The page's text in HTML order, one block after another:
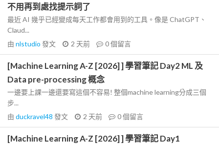
不用再到處找提示詞了
最近 AI 幾乎已經變成每天工作都會用到的工具。像是 ChatGPT、
Claud...
由 nlstudio 發文 2 天前 0個留言
[Machine Learning A-Z [2026] ] 學習筆記 Day2 ML 及
Data pre-processing 概念
一邊要上課一邊還要寫這個不容易! 整個machine learning分成三個
步...
由 duckravel48 發文 2 天前 0個留言
[Machine Learning A-Z [2026] ] 學習筆記 Day1